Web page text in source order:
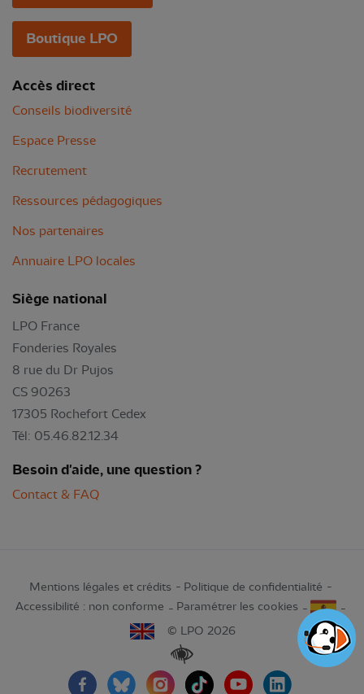
Boutique LPO
Accès direct
Conseils biodiversité
Espace Presse
Recrutement
Ressources pédagogiques
Nos partenaires
Annuaire LPO locales
Siège national
LPO France
Fonderies Royales
8 rue du Dr Pujos
CS 90263
17305 Rochefort Cedex
Tél: 05.46.82.12.34
Besoin d'aide, une question ?
Contact & FAQ
Mentions légales et crédits
Politique de confidentialité
Accessibilité : non conforme
Paramétrer les cookies
© LPO 2026
Renforcer les contrastes